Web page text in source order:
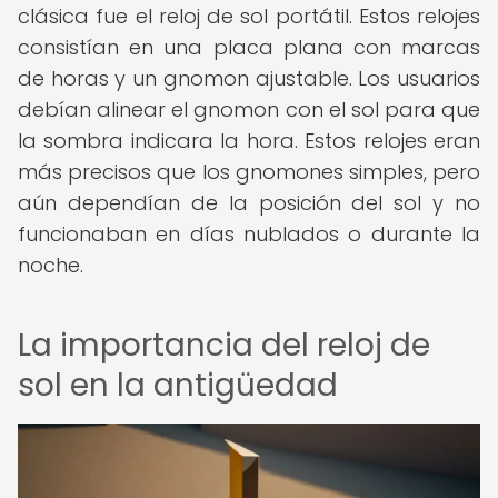
clásica fue el reloj de sol portátil. Estos relojes
consistían en una placa plana con marcas
de horas y un gnomon ajustable. Los usuarios
debían alinear el gnomon con el sol para que
la sombra indicara la hora. Estos relojes eran
más precisos que los gnomones simples, pero
aún dependían de la posición del sol y no
funcionaban en días nublados o durante la
noche.
La importancia del reloj de
sol en la antigüedad